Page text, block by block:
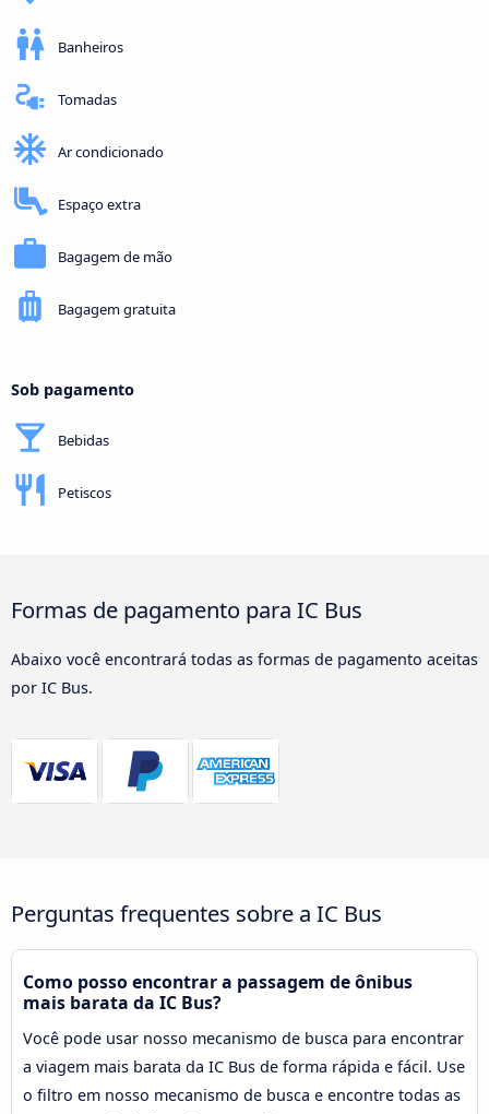
Banheiros
Tomadas
Ar condicionado
Espaço extra
Bagagem de mão
Bagagem gratuita
Sob pagamento
Bebidas
Petiscos
Formas de pagamento para IC Bus
Abaixo você encontrará todas as formas de pagamento aceitas
por IC Bus.
Perguntas frequentes sobre a IC Bus
Como posso encontrar a passagem de ônibus
mais barata da IC Bus?
Você pode usar nosso mecanismo de busca para encontrar
a viagem mais barata da IC Bus de forma rápida e fácil. Use
o filtro em nosso mecanismo de busca e encontre todas as